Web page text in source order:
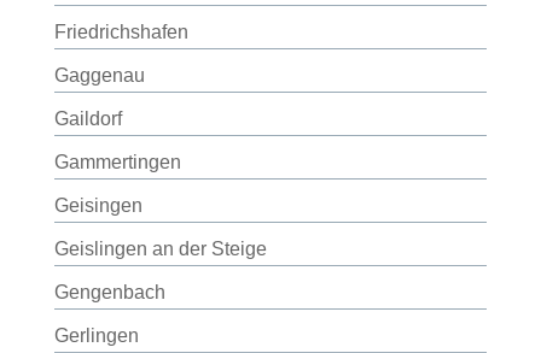
Friedrichshafen
Gaggenau
Gaildorf
Gammertingen
Geisingen
Geislingen an der Steige
Gengenbach
Gerlingen